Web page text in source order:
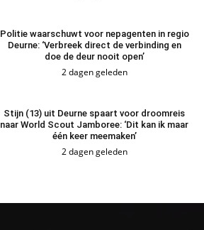
Politie waarschuwt voor nepagenten in regio
Deurne: ‘Verbreek direct de verbinding en
doe de deur nooit open’
2 dagen geleden
Stijn (13) uit Deurne spaart voor droomreis
naar World Scout Jamboree: ‘Dit kan ik maar
één keer meemaken’
2 dagen geleden